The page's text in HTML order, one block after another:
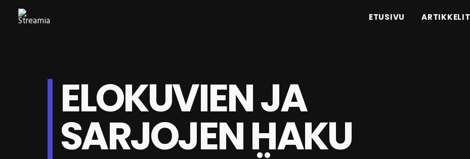
ETUSIVU ARTIKKELIT
ELOKUVIEN JA
SARJOJEN HAKU